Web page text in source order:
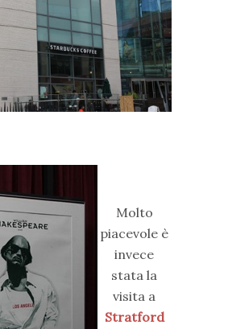
Molto
piacevole è
invece
stata la
visita a
Stratford